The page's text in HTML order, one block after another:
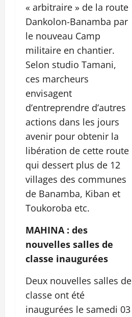
« arbitraire » de la route
Dankolon-Banamba par
le nouveau Camp
militaire en chantier.
Selon studio Tamani,
ces marcheurs
envisagent
d’entreprendre d’autres
actions dans les jours
avenir pour obtenir la
libération de cette route
qui dessert plus de 12
villages des communes
de Banamba, Kiban et
Toukoroba etc.
MAHINA : des
nouvelles salles de
classe inaugurées
Deux nouvelles salles de
classe ont été
inaugurées le samedi 03